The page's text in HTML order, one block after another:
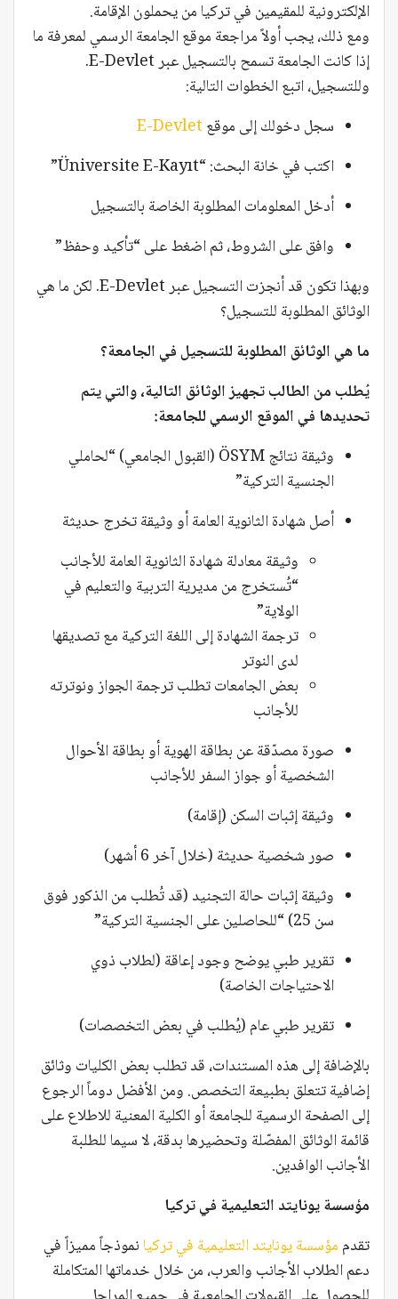
الإلكترونية للمقيمين في تركيا من يحملون الإقامة.
ومع ذلك، يجب أولاً مراجعة موقع الجامعة الرسمي لمعرفة ما
إذا كانت الجامعة تسمح بالتسجيل عبر E-Devlet.
وللتسجيل، اتبع الخطوات التالية:
سجل دخولك إلى موقع
اكتب في خانة البحث: “Üniversite E-Kayıt”
أدخل المعلومات المطلوبة الخاصة بالتسجيل
وافق على الشروط، ثم اضغط على “تأكيد وحفظ”
وبهذا تكون قد أنجزت التسجيل عبر E-Devlet. لكن ما هي
الوثائق المطلوبة للتسجيل؟
ما هي الوثائق المطلوبة للتسجيل في الجامعة؟
يُطلب من الطالب تجهيز الوثائق التالية، والتي يتم
تحديدها في الموقع الرسمي للجامعة:
وثيقة نتائج ÖSYM (القبول الجامعي) “لحاملي
الجنسية التركية”
أصل شهادة الثانوية العامة أو وثيقة تخرج حديثة
وثيقة معادلة شهادة الثانوية العامة للأجانب
“تُستخرج من مديرية التربية والتعليم في
الولاية”
ترجمة الشهادة إلى اللغة التركية مع تصديقها
لدى النوتر
بعض الجامعات تطلب ترجمة الجواز ونوترته
للأجانب
صورة مصدّقة عن بطاقة الهوية أو بطاقة الأحوال
الشخصية أو جواز السفر للأجانب
وثيقة إثبات السكن (إقامة)
صور شخصية حديثة (خلال آخر 6 أشهر)
وثيقة إثبات حالة التجنيد (قد تُطلب من الذكور فوق
سن 25) “للحاصلين على الجنسية التركية”
تقرير طبي يوضح وجود إعاقة (لطلاب ذوي
الاحتياجات الخاصة)
تقرير طبي عام (يُطلب في بعض التخصصات)
بالإضافة إلى هذه المستندات، قد تطلب بعض الكليات وثائق
إضافية تتعلق بطبيعة التخصص. ومن الأفضل دوماً الرجوع
إلى الصفحة الرسمية للجامعة أو الكلية المعنية للاطلاع على
قائمة الوثائق المفصّلة وتحضيرها بدقة، لا سيما للطلبة
الأجانب الوافدين.
مؤسسة يونايتد التعليمية في تركيا
تقدم مؤسسة يونايتد التعليمية في تركيا نموذجاً مميزاً في
دعم الطلاب الأجانب والعرب، من خلال خدماتها المتكاملة